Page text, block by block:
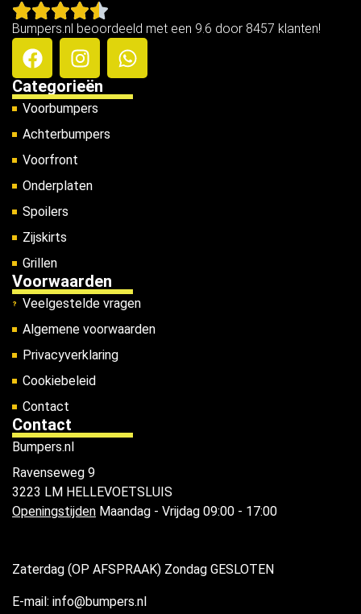
Bumpers.nl beoordeeld met een 9.6 door 8457 klanten!
Categorieën
Voorbumpers
Achterbumpers
Voorfront
Onderplaten
Spoilers
Zijskirts
Grillen
Voorwaarden
Veelgestelde vragen
Algemene voorwaarden
Privacyverklaring
Cookiebeleid
Contact
Contact
Bumpers.nl
Ravenseweg 9
3223 LM HELLEVOETSLUIS
Openingstijden Maandag - Vrijdag 09:00 - 17:00
Zaterdag (OP AFSPRAAK) Zondag GESLOTEN
E-mail: info@bumpers.nl